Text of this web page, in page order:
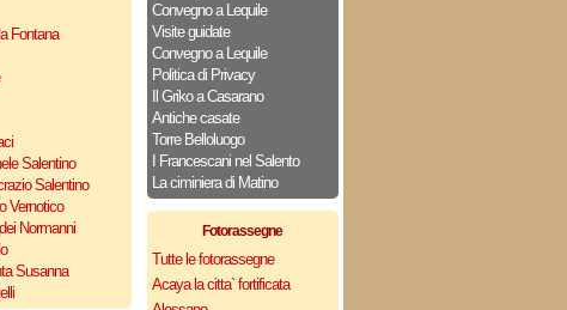
Fontana
Salentino
Salentino
Vernotico
Normanni
Susanna
Convegno a Lequile
Visite guidate
Convegno a Lequile
Politica di Privacy
Il Griko a Casarano
Antiche casate
Torre Belloluogo
I Francescani nel Salento
La ciminiera di Matino
Fotorassegne
Tutte le fotorassegne
Acaya la citta` fortificata